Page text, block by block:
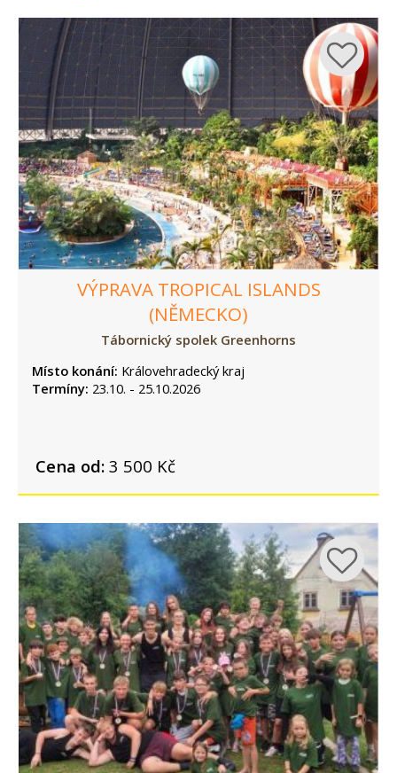
VÝPRAVA TROPICAL ISLANDS
(NĚMECKO)
Tábornický spolek Greenhorns
Místo konání: Královehradecký kraj
Termíny: 23.10. - 25.10.2026
Cena od:3 500 Kč